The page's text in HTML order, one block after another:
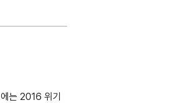
추진에 대한 제
는 2016 위기